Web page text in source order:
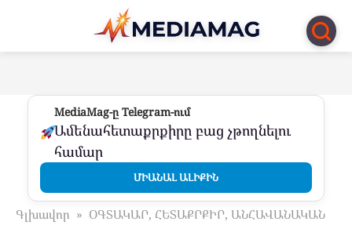
Перейти
контенту
MediaMag-ը Telegram-ում
Ամենահետաքրքիրը բաց չթողնելու
համար
ՄԻԱՆԱԼ ԱԼԻՔԻՆ
Գլխավոր » ՕԳՏԱԿԱՐ, ՀԵՏԱՔՐՔԻՐ, ԱՆՀԱՎԱՆԱԿԱՆ